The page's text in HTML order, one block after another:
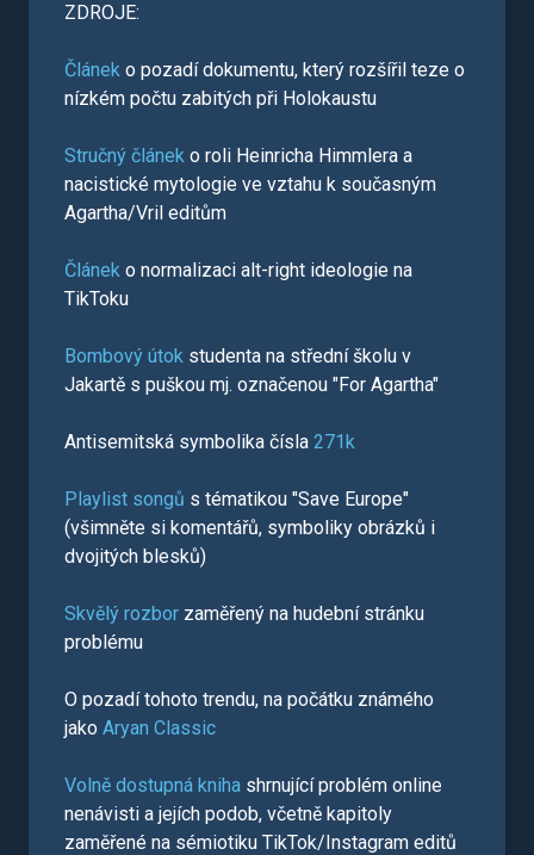
ZDROJE:
Článek o pozadí dokumentu, který rozšířil teze o
nízkém počtu zabitých při Holokaustu
Stručný článek o roli Heinricha Himmlera a
nacistické mytologie ve vztahu k současným
Agartha/Vril editům
Článek o normalizaci alt-right ideologie na
TikToku
Bombový útok studenta na střední školu v
Jakartě s puškou mj. označenou "For Agartha"
Antisemitská symbolika čísla 271k
Playlist songů s tématikou "Save Europe"
(všimněte si komentářů, symboliky obrázků i
dvojitých blesků)
Skvělý rozbor zaměřený na hudební stránku
problému
O pozadí tohoto trendu, na počátku známého
jako Aryan Classic
Volně dostupná kniha shrnující problém online
nenávisti a jejích podob, včetně kapitoly
zaměřené na sémiotiku TikTok/Instagram editů